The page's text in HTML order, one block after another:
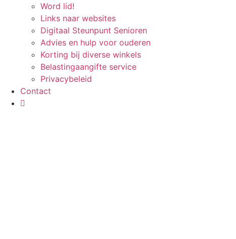
Word lid!
Links naar websites
Digitaal Steunpunt Senioren
Advies en hulp voor ouderen
Korting bij diverse winkels
Belastingaangifte service
Privacybeleid
Contact